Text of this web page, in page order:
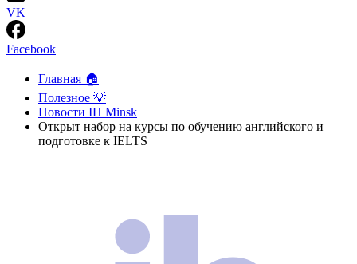
VK
Facebook
Главная 🏠
Полезное 💡
Новости IH Minsk
Открыт набор на курсы по обучению английского и
подготовке к IELTS